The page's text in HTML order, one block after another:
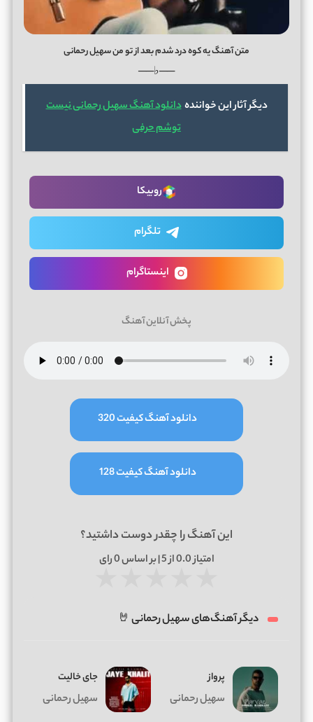
متن آهنگ یه کوه درد شدم بعد از تو من سهیل رحمانی
──♭──
دیگر آثار این خوانندهدانلود آهنگ سهیل رحمانی نیست
توشم حرفی
روبیکا
تلگرام
اینستاگرام
پخش آنلاین آهنگ
دانلود آهنگ کیفیت 320
دانلود آهنگ کیفیت 128
این آهنگ را چقدر دوست داشتید؟
امتیاز0.0از 5 | بر اساس 0رای
دیگر آهنگ‌های سهیل رحمانی 🤘
پرواز
سهیل رحمانی
جای خالیت
سهیل رحمانی